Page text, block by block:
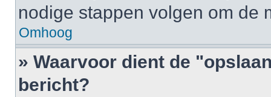
nodige stappen volgen om de
Omhoog
» Waarvoor dient de
bericht?